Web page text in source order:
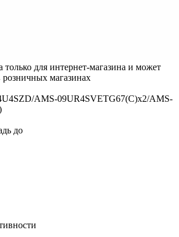
только для интернет-магазина и может
розничных магазинах
AMS-09UR4SVETG67(C)x2/AMS-
до